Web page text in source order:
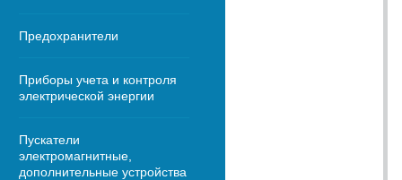
Предохранители
Приборы учета и контроля
электрической энергии
Пускатели
электромагнитные,
дополнительные устройства